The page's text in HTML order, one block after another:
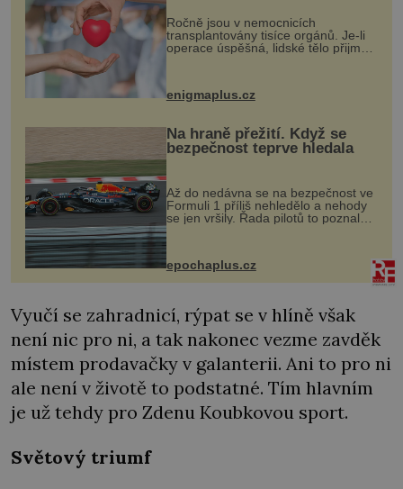
Ročně jsou v nemocnicích
transplantovány tisíce orgánů. Je-li
operace úspěšná, lidské tělo přijme
enigmaplus.cz
Na hraně přežití. Když se
bezpečnost teprve hledala
Až do nedávna se na bezpečnost ve
Formuli 1 příliš nehledělo a nehody
se jen vršily. Řada pilotů to poznala
na vlastní kůži, často s trvalými
následky nebo bohužel i ztrátou
života. Dnes nepochopiteln...
epochaplus.cz
Vyučí se zahradnicí, rýpat se v hlíně však
není nic pro ni, a tak nakonec vezme zavděk
místem prodavačky v galanterii. Ani to pro ni
ale není v životě to podstatné. Tím hlavním
je už tehdy pro Zdenu Koubkovou sport.
Světový triumf